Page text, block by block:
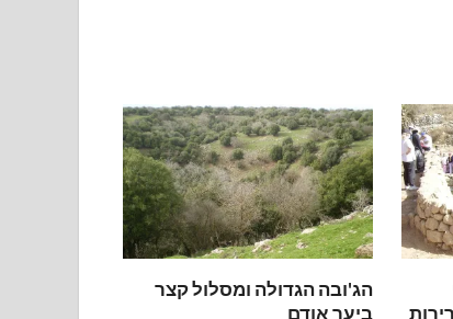
הג'ובה הגדולה ומסלול קצר
ביער אודם